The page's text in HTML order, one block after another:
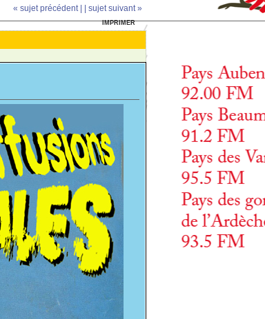
« sujet précédent | | sujet suivant »
IMPRIMER